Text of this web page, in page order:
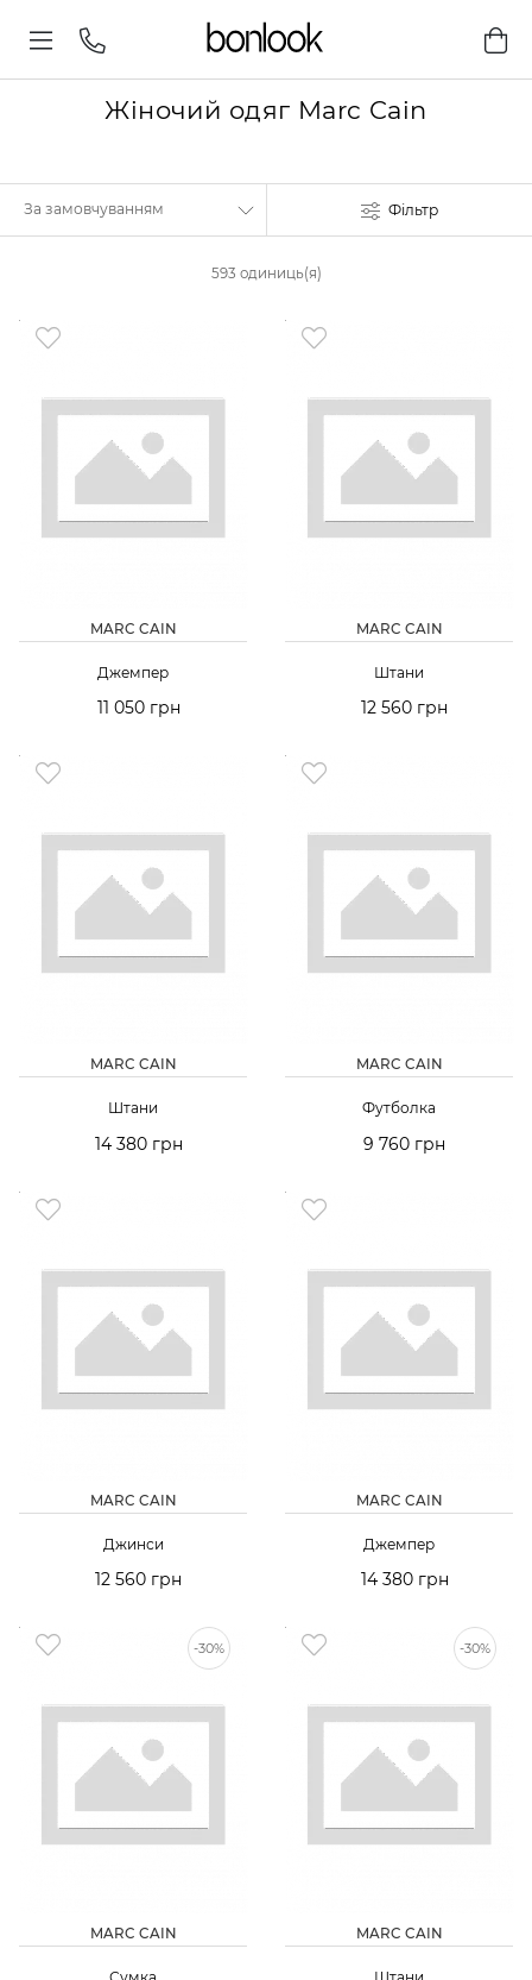
Жіночий одяг Marc Cain
Фільтр
593 одиниць(я)
MARC CAIN
Джемпер
11 050 грн
MARC CAIN
Штани
12 560 грн
MARC CAIN
Штани
14 380 грн
MARC CAIN
Футболка
9 760 грн
MARC CAIN
Джинси
12 560 грн
MARC CAIN
Джемпер
14 380 грн
-30%
MARC CAIN
-30%
MARC CAIN